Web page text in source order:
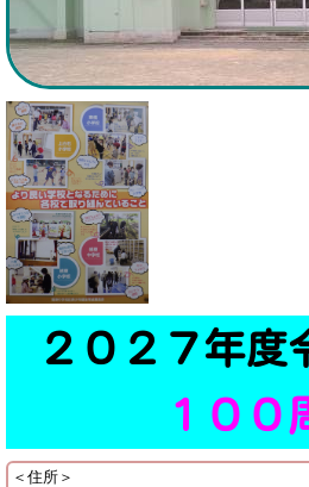
２０２７年度
１００
＜住所＞